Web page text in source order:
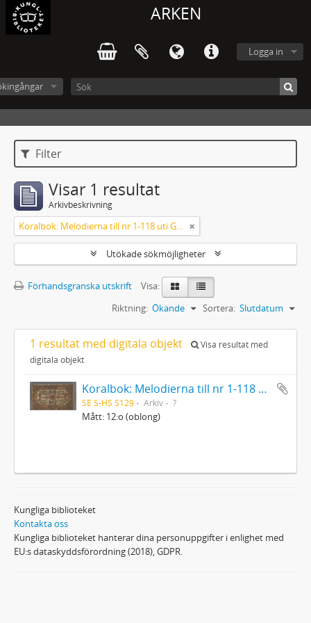
ARKEN
Logga in
Filter
Visar 1 resultat
Arkivbeskrivning
Koralbok: Melodierna till nr 1-118 uti Gamla Psalmboken, enstämmigt satta
Utökade sökmöjligheter
Förhandsgranska utskrift
Visa:
Sortera: Slutdatum
Riktning: Ökande
1 resultat med digitala objekt
Visa resultat med
digitala objekt
Koralbok: Melodierna till nr 1-118 uti Gamla Psalmboken, enstämmigt satta
SE S-HS S129 Arkiv ?
Mått: 12:o (oblong)
Kungliga biblioteket
Kontakta oss
Kungliga biblioteket hanterar dina personuppgifter i enlighet med
EU:s dataskyddsförordning (2018), GDPR.